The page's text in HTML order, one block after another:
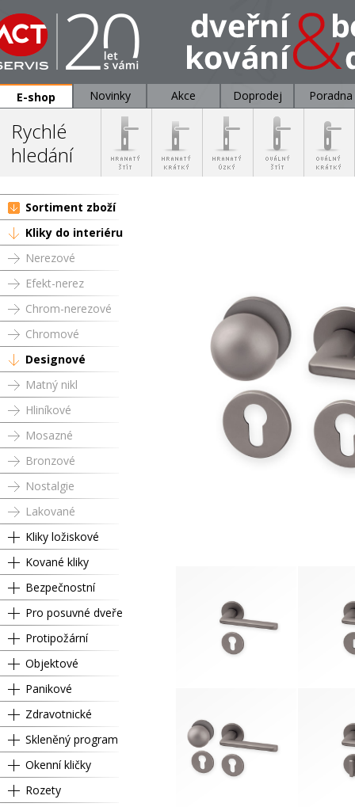
E-shop Novinky Akce Doprodej Poradna
Rychlé
hledání
Sortiment zboží
Kliky do interiéru
Nerezové
Efekt-nerez
Chrom-nerezové
Chromové
Designové
Matný nikl
Hliníkové
Mosazné
Bronzové
Nostalgie
Lakované
Kliky ložiskové
Kované kliky
Bezpečnostní
Pro posuvné dveře
Protipožární
Objektové
Panikové
Zdravotnické
Skleněný program
Okenní kličky
Rozety